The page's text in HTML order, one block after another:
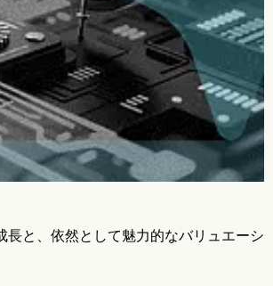
と、依然として魅力的なバリュエーシ